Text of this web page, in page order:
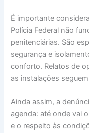
É importante
Polícia Federal não
penitenciárias. São
segurança e
conforto. Relatos de
as instalações
Ainda assim, a
agenda: até onde vai
e o respeito às